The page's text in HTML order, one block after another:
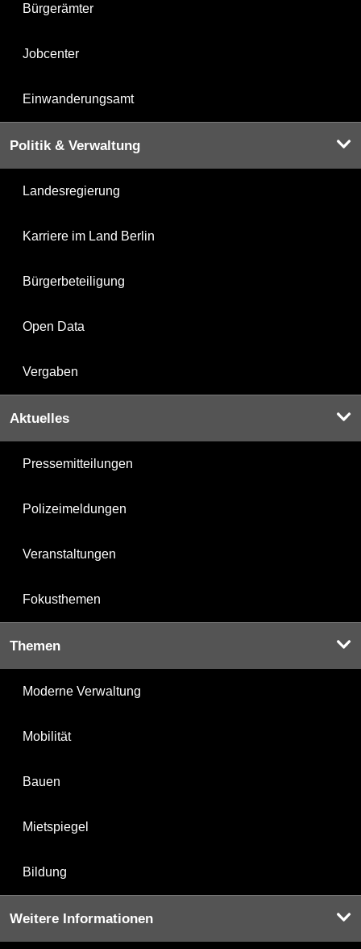
Bürgerämter
Jobcenter
Einwanderungsamt
Politik & Verwaltung
Landesregierung
Karriere im Land Berlin
Bürgerbeteiligung
Open Data
Vergaben
Aktuelles
Pressemitteilungen
Polizeimeldungen
Veranstaltungen
Fokusthemen
Themen
Moderne Verwaltung
Mobilität
Bauen
Mietspiegel
Bildung
Weitere Informationen